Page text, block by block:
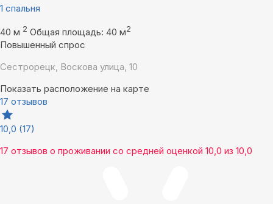
1 спальня
40 м 2 Общая площадь: 40 м2
Повышенный спрос
Сестрорецк, Воскова улица, 10
Показать расположение на карте
17 отзывов
10,0 (17)
17 отзывов о проживании со средней оценкой 10,0 из 10,0